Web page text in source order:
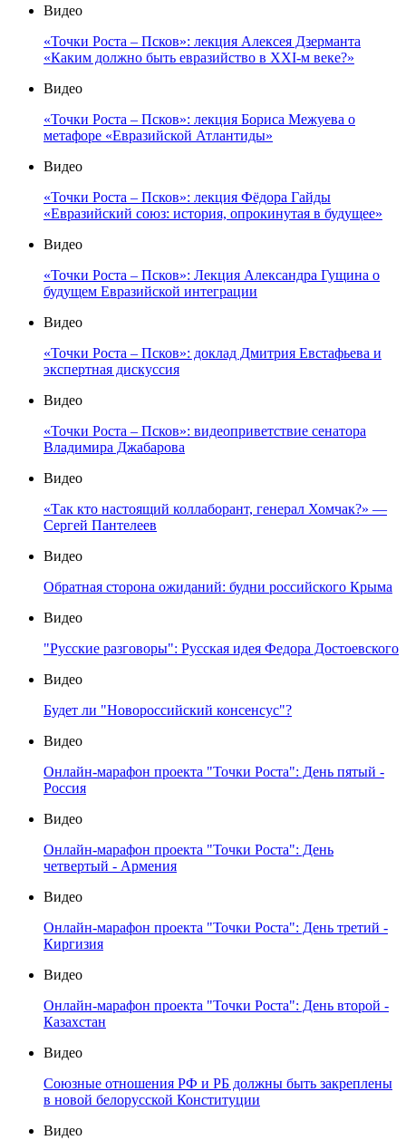
Видео
«Точки Роста – Псков»: лекция Алексея Дзерманта
«Каким должно быть евразийство в XXI-м веке?»
Видео
«Точки Роста – Псков»: лекция Бориса Межуева о
метафоре «Евразийской Атлантиды»
Видео
«Точки Роста – Псков»: лекция Фёдора Гайды
«Евразийский союз: история, опрокинутая в будущее»
Видео
«Точки Роста – Псков»: Лекция Александра Гущина о
будущем Евразийской интеграции
Видео
«Точки Роста – Псков»: доклад Дмитрия Евстафьева и
экспертная дискуссия
Видео
«Точки Роста – Псков»: видеоприветствие сенатора
Владимира Джабарова
Видео
«Так кто настоящий коллаборант, генерал Хомчак?» —
Сергей Пантелеев
Видео
Обратная сторона ожиданий: будни российского Крыма
Видео
"Русские разговоры": Русская идея Федора Достоевского
Видео
Будет ли "Новороссийский консенсус"?
Видео
Онлайн-марафон проекта "Точки Роста": День пятый -
Россия
Видео
Онлайн-марафон проекта "Точки Роста": День
четвертый - Армения
Видео
Онлайн-марафон проекта "Точки Роста": День третий -
Киргизия
Видео
Онлайн-марафон проекта "Точки Роста": День второй -
Казахстан
Видео
Союзные отношения РФ и РБ должны быть закреплены
в новой белорусской Конституции
Видео